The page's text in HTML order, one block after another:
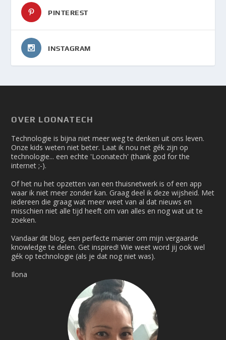
PINTEREST
INSTAGRAM
OVER LOONATECH
Technologie is bijna niet meer weg te denken uit ons leven.
Onze kids weten niet beter. Laat ik nou net gék zijn op
technologie... een echte 'Loonatech' (thank god for the
internet ;-).
Of het nu het opzetten van een thuisnetwerk is of een app
waar ik niet meer zonder kan. Graag deel ik deze wijsheid. Met
iedereen die graag wat meer weet van al dat nieuws en
misschien niet alle tijd heeft om van alles en nog wat uit te
zoeken.
Vandaar dit blog, een perfecte manier om mijn vergaarde
knowledge te delen. Get inspired! Wie weet word jij ook wel
gék op technologie (als je dat nog niet was).
Ilona